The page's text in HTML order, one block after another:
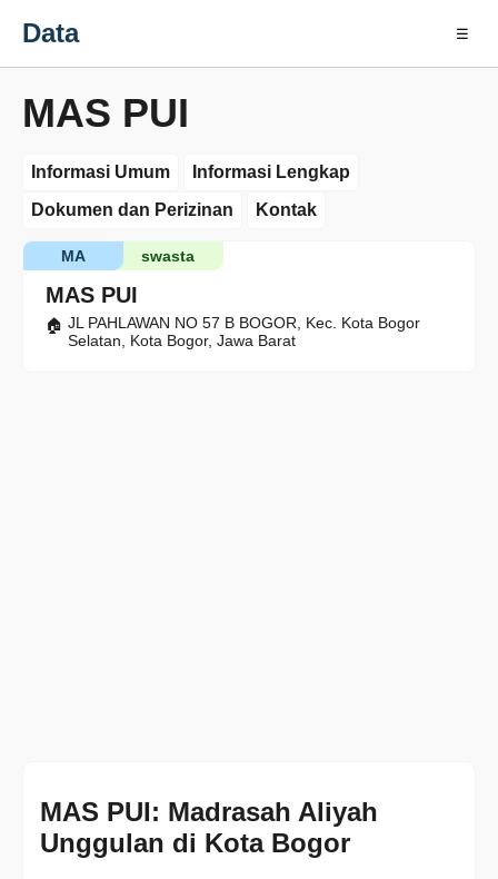
Data ☰
MAS PUI
Informasi Umum
Informasi Lengkap
Dokumen dan Perizinan
Kontak
MAS PUI
swasta
MA
JL PAHLAWAN NO 57 B BOGOR, Kec. Kota Bogor
Selatan, Kota Bogor, Jawa Barat
MAS PUI: Madrasah Aliyah
Unggulan di Kota Bogor